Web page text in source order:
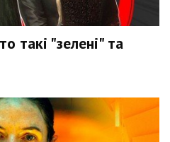
такі "зелені" та